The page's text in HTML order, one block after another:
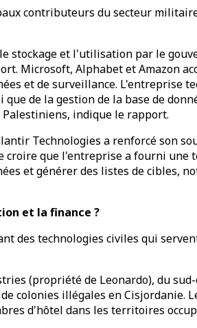
contributeurs du secteur
stockage et l'utilisation par le
Microsoft, Alphabet et Amazon
et de surveillance.
de la gestion de la base de
indique le rapport.
Technologies a renforcé son
croire que l'entreprise a fourni
et générer des listes de cibles,
et la finance ?
des technologies civiles qui
(propriété de Leonardo), du
colonies illégales en
d'hôtel dans les territoires